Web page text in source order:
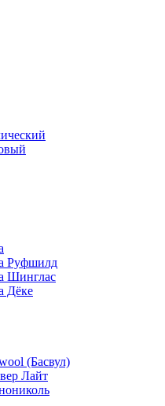
Руфшилд
Шинглас
Дёке
(Басвул)
Лайт